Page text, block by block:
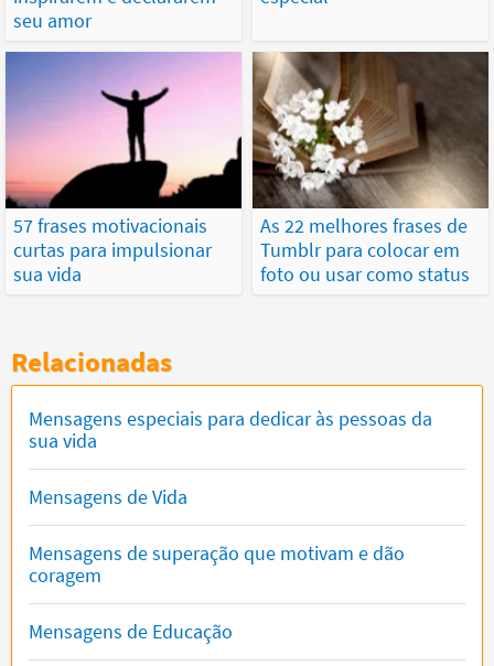
seu amor
57 frases motivacionais
curtas para impulsionar
sua vida
As 22 melhores frases de
Tumblr para colocar em
foto ou usar como status
Relacionadas
Mensagens especiais para dedicar às pessoas da
sua vida
Mensagens de Vida
Mensagens de superação que motivam e dão
coragem
Mensagens de Educação